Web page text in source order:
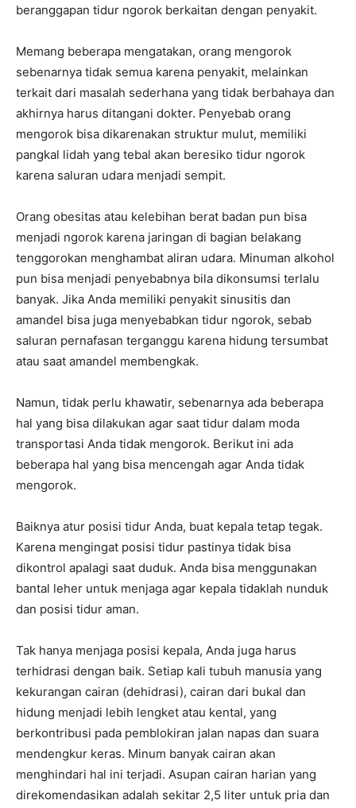
beranggapan tidur ngorok berkaitan dengan penyakit.
Memang beberapa mengatakan, orang mengorok
sebenarnya tidak semua karena penyakit, melainkan
terkait dari masalah sederhana yang tidak berbahaya dan
akhirnya harus ditangani dokter. Penyebab orang
mengorok bisa dikarenakan struktur mulut, memiliki
pangkal lidah yang tebal akan beresiko tidur ngorok
karena saluran udara menjadi sempit.
Orang obesitas atau kelebihan berat badan pun bisa
menjadi ngorok karena jaringan di bagian belakang
tenggorokan menghambat aliran udara. Minuman alkohol
pun bisa menjadi penyebabnya bila dikonsumsi terlalu
banyak. Jika Anda memiliki penyakit sinusitis dan
amandel bisa juga menyebabkan tidur ngorok, sebab
saluran pernafasan terganggu karena hidung tersumbat
atau saat amandel membengkak.
Namun, tidak perlu khawatir, sebenarnya ada beberapa
hal yang bisa dilakukan agar saat tidur dalam moda
transportasi Anda tidak mengorok. Berikut ini ada
beberapa hal yang bisa mencengah agar Anda tidak
mengorok.
Baiknya atur posisi tidur Anda, buat kepala tetap tegak.
Karena mengingat posisi tidur pastinya tidak bisa
dikontrol apalagi saat duduk. Anda bisa menggunakan
bantal leher untuk menjaga agar kepala tidaklah nunduk
dan posisi tidur aman.
Tak hanya menjaga posisi kepala, Anda juga harus
terhidrasi dengan baik. Setiap kali tubuh manusia yang
kekurangan cairan (dehidrasi), cairan dari bukal dan
hidung menjadi lebih lengket atau kental, yang
berkontribusi pada pemblokiran jalan napas dan suara
mendengkur keras. Minum banyak cairan akan
menghindari hal ini terjadi. Asupan cairan harian yang
direkomendasikan adalah sekitar 2,5 liter untuk pria dan